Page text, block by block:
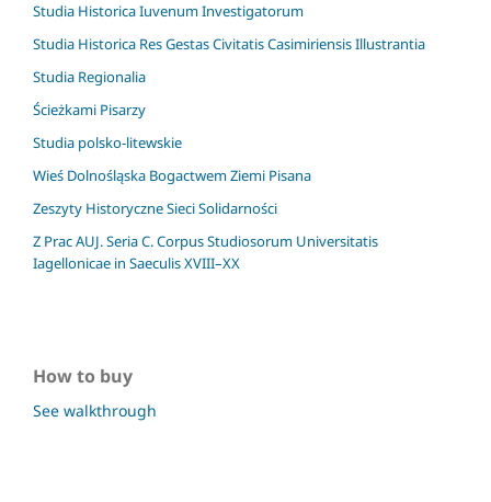
Studia Historica Iuvenum Investigatorum
Studia Historica Res Gestas Civitatis Casimiriensis Illustrantia
Studia Regionalia
Ścieżkami Pisarzy
Studia polsko-litewskie
Wieś Dolnośląska Bogactwem Ziemi Pisana
Zeszyty Historyczne Sieci Solidarności
Z Prac AUJ. Seria C. Corpus Studiosorum Universitatis
Iagellonicae in Saeculis XVIII–XX
How to buy
See walkthrough